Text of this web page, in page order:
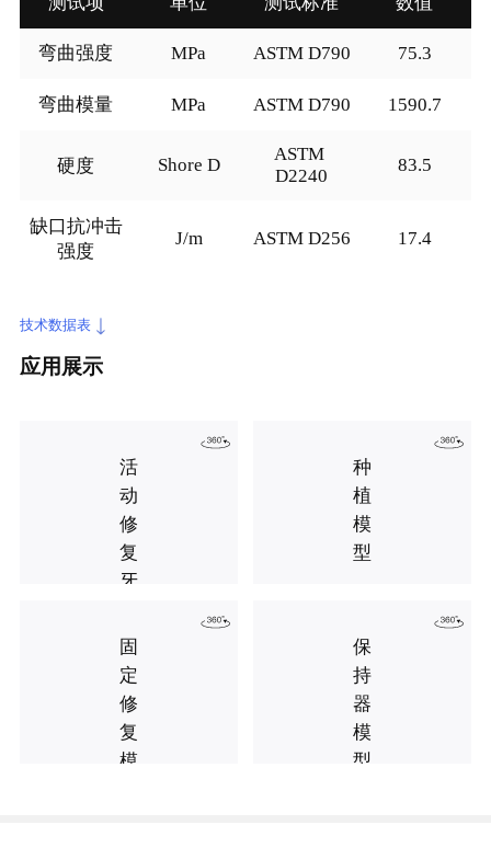
弯曲强度 MPa ASTM D790 75.3
弯曲模量 MPa ASTM D790 1590.7
硬度 Shore D
ASTM
D2240
83.5
缺口抗冲击
强度
J/m ASTM D256 17.4
技术数据表
应用展示
活
动
修
复
牙
种
植
模
型
固
定
修
复
模
保
持
器
模
型